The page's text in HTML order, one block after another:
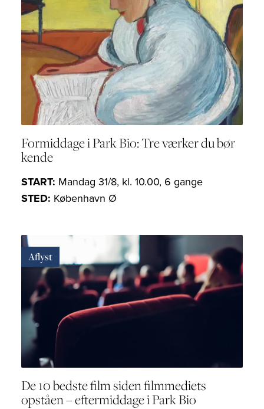
Formiddage i Park Bio: Tre værker du bør
kende
START: Mandag 31/8, kl. 10.00, 6 gange
STED: København Ø
Aflyst
De 10 bedste film siden filmmediets
opståen – eftermiddage i Park Bio